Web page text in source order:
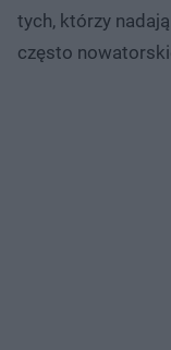
tych, którzy
często